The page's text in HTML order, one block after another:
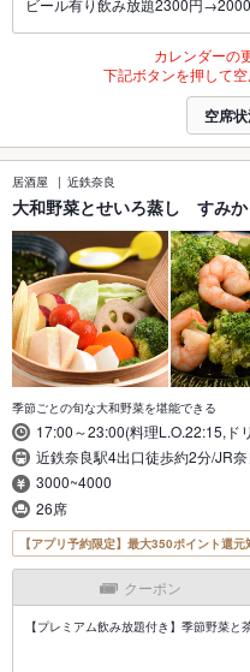
カレンダーの
下記ボタンを押して空
空席
居酒屋 近鉄奈良
大和野菜とせいろ蒸し すみか
季節ごとの旬な大和野菜を堪能できる
17:00～23:00(料理L.O.22:15,ド
近鉄奈良駅4出口徒歩約2分/JR
3000~4000
26席
【アプリ予約限定】最大350ポイント還元
クーポン
【プレミアム飲み放題付き】季節野菜